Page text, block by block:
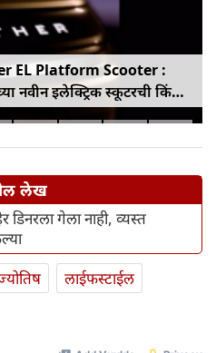
EL Platform Scooter :
नवीन इलेक्ट्रिक स्कूटरची किंमत
जाणून घ्या कोनार्कमध्ये कोणती
लेख
डिनरला गेला नाही, व्यस्त
लाईफस्टाईल